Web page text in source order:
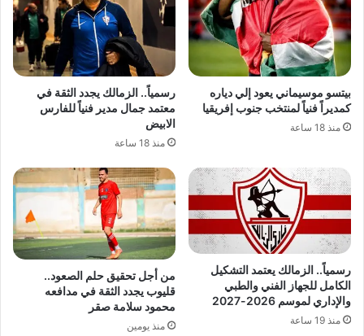
بيتسو موسيماني يعود إلي دياره
كمديراً فنياً لمنتخب جنوب إفريقيا
منذ 18 ساعة
رسمياً.. الزمالك يجدد الثقة في
معتمد جمال مدير فنياً للفارس
الابيض
منذ 18 ساعة
رسمياً.. الزمالك يعتمد التشكيل
الكامل للجهاز الفني والطبي
والإداري لموسم 2026-2027
منذ 19 ساعة
من أجل تحقيق حلم الصعود..
قليوب يجدد الثقة في مدافعه
محمود سلامة صقر
منذ يومين